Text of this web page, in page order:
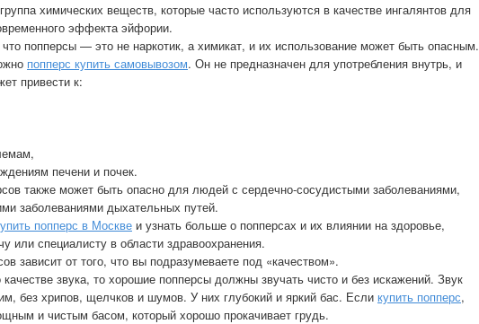
химических веществ, которые часто используются в качестве ингалянтов для
эффекта эйфории.
попперсы — это не наркотик, а химикат, и их использование может быть опасным.
попперс купить самовывозом. Он не предназначен для употребления внутрь, и
привести к:
печени и почек.
также может быть опасно для людей с сердечно-сосудистыми заболеваниями,
заболеваниями дыхательных путей.
попперс в Москве и узнать больше о попперсах и их влиянии на здоровье,
или специалисту в области здравоохранения.
зависит от того, что вы подразумеваете под «качеством».
звука, то хорошие попперсы должны звучать чисто и без искажений. Звук
без хрипов, щелчков и шумов. У них глубокий и яркий бас. Если купить попперс,
и чистым басом, который хорошо прокачивает грудь.